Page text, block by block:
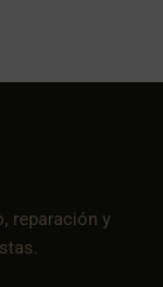
reparación y